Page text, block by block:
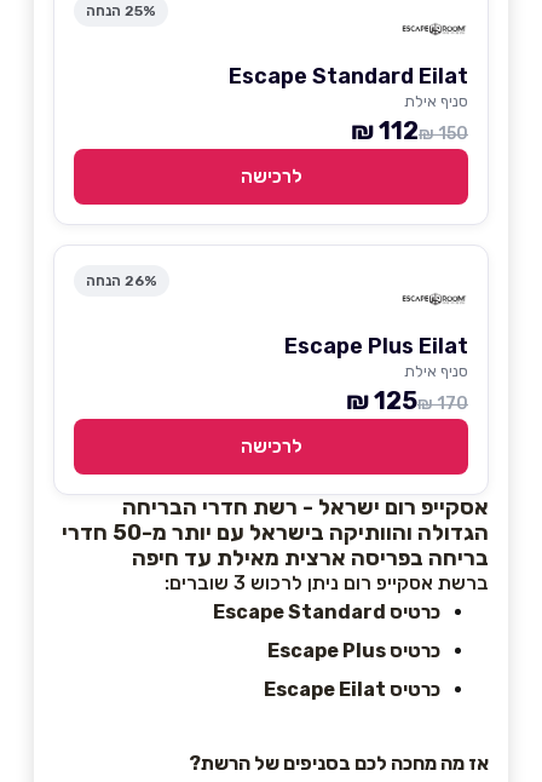
25% הנחה
Escape Standard Eilat
סניף אילת
150 ₪
112 ₪
לרכישה
26% הנחה
Escape Plus Eilat
סניף אילת
170 ₪
125 ₪
לרכישה
אסקייפ רום ישראל - רשת חדרי הבריחה
הגדולה והוותיקה בישראל עם יותר מ-50 חדרי
בריחה בפריסה ארצית מאילת עד חיפה
ברשת אסקייפ רום ניתן לרכוש 3 שוברים:
כרטיס Escape Standard
כרטיס Escape Plus
כרטיס Escape Eilat
אז מה מחכה לכם בסניפים של הרשת?